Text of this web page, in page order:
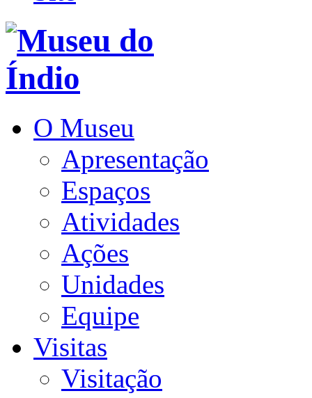
O Museu
Apresentação
Espaços
Atividades
Ações
Unidades
Equipe
Visitas
Visitação